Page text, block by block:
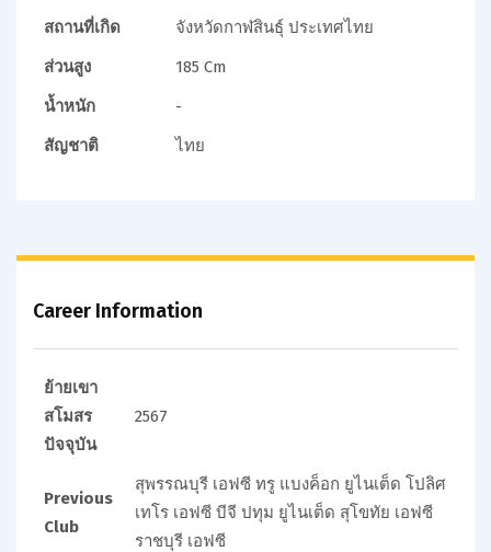
สถานที่เกิด
จังหวัดกาฬสินธุ์ ประเทศไทย
ส่วนสูง
185 Cm
น้ำหนัก
-
สัญชาติ
ไทย
Career Information
ย้ายเขา
สโมสร
ปัจจุบัน
2567
Previous
Club
สุพรรณบุรี เอฟซี ทรู แบงค็อก ยูไนเต็ด โปลิศ
เทโร เอฟซี บีจี ปทุม ยูไนเต็ด สุโขทัย เอฟซี
ราชบุรี เอฟซี